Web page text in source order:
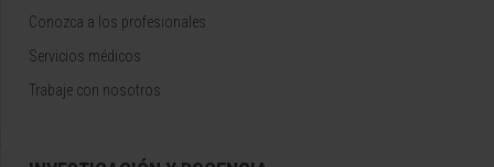
Conozca a los profesionales
Servicios médicos
Trabaje con nosotros